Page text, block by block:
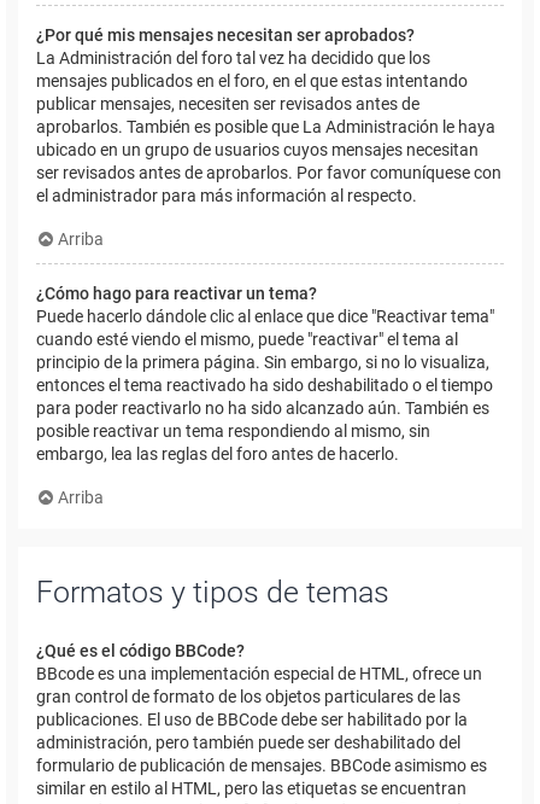
¿Por qué mis mensajes necesitan ser aprobados?
La Administración del foro tal vez ha decidido que los
mensajes publicados en el foro, en el que estas intentando
publicar mensajes, necesiten ser revisados antes de
aprobarlos. También es posible que La Administración le haya
ubicado en un grupo de usuarios cuyos mensajes necesitan
ser revisados antes de aprobarlos. Por favor comuníquese con
el administrador para más información al respecto.
Arriba
¿Cómo hago para reactivar un tema?
Puede hacerlo dándole clic al enlace que dice "Reactivar tema"
cuando esté viendo el mismo, puede "reactivar" el tema al
principio de la primera página. Sin embargo, si no lo visualiza,
entonces el tema reactivado ha sido deshabilitado o el tiempo
para poder reactivarlo no ha sido alcanzado aún. También es
posible reactivar un tema respondiendo al mismo, sin
embargo, lea las reglas del foro antes de hacerlo.
Arriba
Formatos y tipos de temas
¿Qué es el código BBCode?
BBcode es una implementación especial de HTML, ofrece un
gran control de formato de los objetos particulares de las
publicaciones. El uso de BBCode debe ser habilitado por la
administración, pero también puede ser deshabilitado del
formulario de publicación de mensajes. BBCode asimismo es
similar en estilo al HTML, pero las etiquetas se encuentran